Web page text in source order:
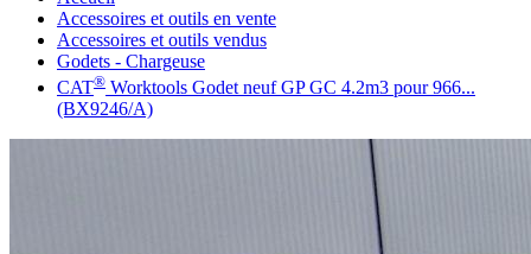
Accessoires et outils en vente
Accessoires et outils vendus
Godets - Chargeuse
CAT® Worktools Godet neuf GP GC 4.2m3 pour 966...
(BX9246/A)